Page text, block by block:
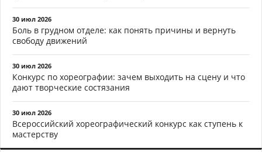
30 июл 2026
Боль в грудном отделе: как понять причины и вернуть
свободу движений
30 июл 2026
Конкурс по хореографии: зачем выходить на сцену и что
дают творческие состязания
30 июл 2026
Всероссийский хореографический конкурс как ступень к
мастерству